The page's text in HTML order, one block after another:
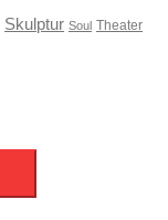
Skulptur Soul Theater